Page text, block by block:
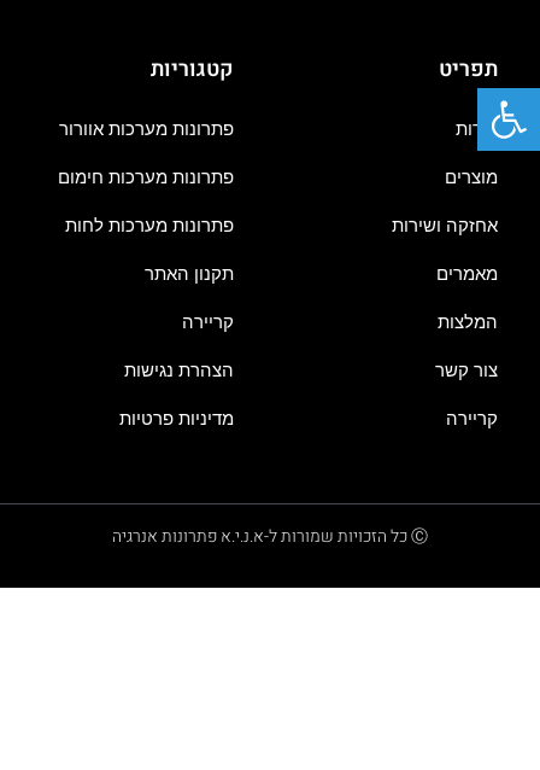
תפריט
אודות
מוצרים
אחזקה ושירות
מאמרים
המלצות
צור קשר
קריירה
קטגוריות
פתרונות מערכות אוורור
פתרונות מערכות חימום
פתרונות מערכות לחות
תקנון האתר
קריירה
הצהרת נגישות
מדיניות פרטיות
Ⓒ כל הזכויות שמורות ל-א.נ.י.א פתרונות אנרגיה
פתח סרגל נגישות